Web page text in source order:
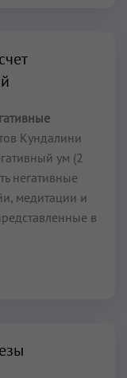
Кундалини
ум (2
негативные
медитации и
в